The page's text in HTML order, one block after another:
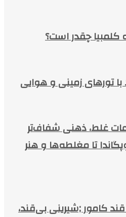
کلمبیا چقدر است؟
با تورهای زمینی و هوایی
غلط، ذهنی شفاف‌تر
تا مغلطه‌ها و هنر
کامور ;شیرینی بی‌قند،